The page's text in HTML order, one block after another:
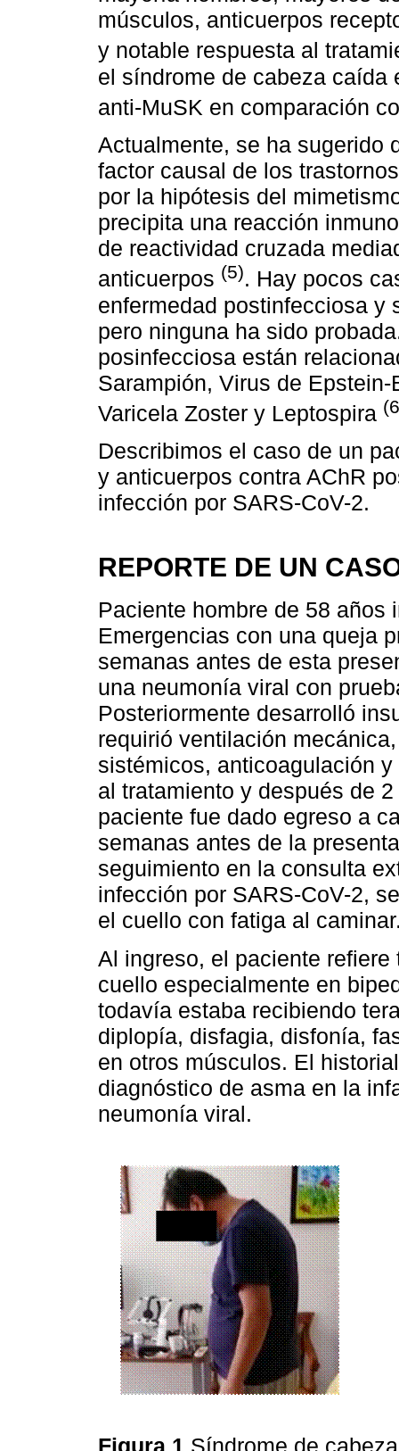
músculos, anticuerpos
y notable respuesta al
el síndrome de cabeza caída
anti-MuSK en comparación
Actualmente, se ha sugerido
factor causal de los
por la hipótesis del
precipita una reacción
de reactividad cruzada
anticuerpos (5). Hay pocos
enfermedad postinfecciosa y
pero ninguna ha sido
posinfecciosa están
Sarampión, Virus de
Varicela Zoster y Leptospira
Describimos el caso de un
y anticuerpos contra AChR
infección por SARS-CoV-2.
REPORTE DE UN
Paciente hombre de 58 años
Emergencias con una queja
semanas antes de esta
una neumonía viral con
Posteriormente desarrolló
requirió ventilación
sistémicos, anticoagulación
al tratamiento y después de
paciente fue dado egreso a
semanas antes de la
seguimiento en la consulta
infección por SARS-CoV-2,
el cuello con fatiga al
Al ingreso, el paciente
cuello especialmente en
todavía estaba recibiendo
diplopía, disfagia, disfonía,
en otros músculos. El
diagnóstico de asma en la
neumonía viral.
Figura 1 Síndrome de